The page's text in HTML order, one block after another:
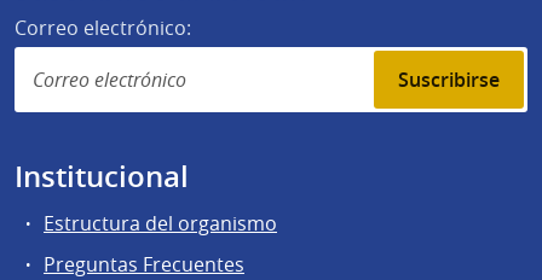
Correo electrónico:
Suscribirse
Institucional
Estructura del organismo
Preguntas Frecuentes